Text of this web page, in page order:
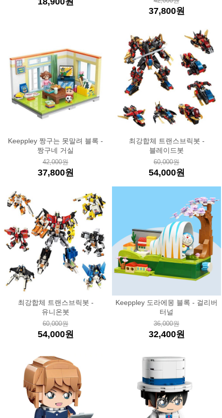
37,800원
Keeppley 짱구는 못말려 블록 -
짱구네 거실
42,000원
37,800원
최강합체 트랜스브릭봇 -
블레이드봇
60,000원
54,000원
최강합체 트랜스브릭봇 -
유니온봇
60,000원
54,000원
Keeppley 도라에몽 블록 - 걸리버
터널
36,000원
32,400원